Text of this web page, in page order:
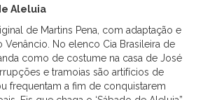
Aleluia
de Martins Pena, com adaptação e
No elenco Cia Brasileira de
como de costume na casa de José
e tramoias são artifícios de
frequentam a fim de conquistarem